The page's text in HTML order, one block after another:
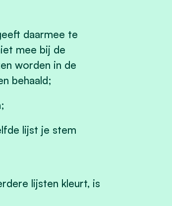
daarmee te
mee bij de
worden in de
behaald;
lijst je stem
lijsten kleurt, is